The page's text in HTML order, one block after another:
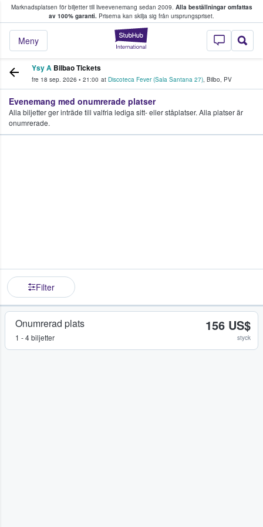
Marknadsplatsen för biljetter till liveevenemang sedan 2009. Alla beställningar omfattas
av 100% garanti. Priserna kan skilja sig från ursprungspriset.
StubHub – där
Meny
köper och säljer biljetter.
Ysy A Bilbao Tickets
fre 18 sep. 2026 • 21:00 at Discoteca Fever (Sala Santana 27), Bilbo, PV
Evenemang med onumrerade platser
Alla biljetter ger inträde till valfria lediga sitt- eller ståplatser. Alla platser är
onumrerade.
Filter
Onumrerad plats
1 - 4 biljetter
156 US$
styck